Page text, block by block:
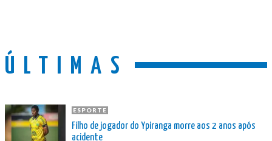
ÚLTIMAS
ESPORTE
Filho de jogador do Ypiranga morre aos 2 anos após
acidente